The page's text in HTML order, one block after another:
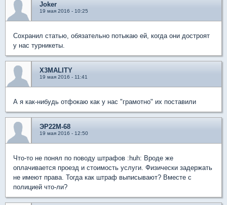
Joker
19 мая 2016 - 10:25
Сохранил статью, обязательно потыкаю ей, когда они достроят
у нас турникеты.
X3MALITY
19 мая 2016 - 11:41
А я как-нибудь отфокаю как у нас "грамотно" их поставили
ЭР22М-68
19 мая 2016 - 12:50
Что-то не понял по поводу штрафов :huh: Вроде же
оплачивается проезд и стоимость услуги. Физически задержать
не имеют права. Тогда как штраф выписывают? Вместе с
полицией что-ли?